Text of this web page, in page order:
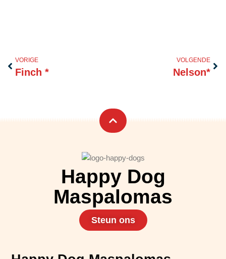
Vorige
VORIGE
Finch *
VOLGENDE
Nelson*
Happy Dog
Maspalomas
Steun ons